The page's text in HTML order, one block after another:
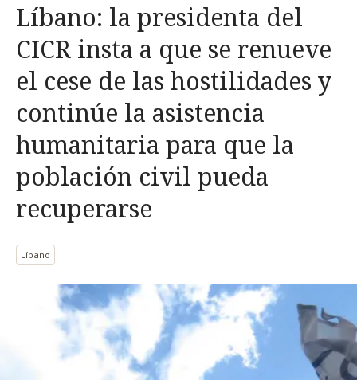
Líbano: la presidenta del
CICR insta a que se renueve
el cese de las hostilidades y
continúe la asistencia
humanitaria para que la
población civil pueda
recuperarse
Líbano